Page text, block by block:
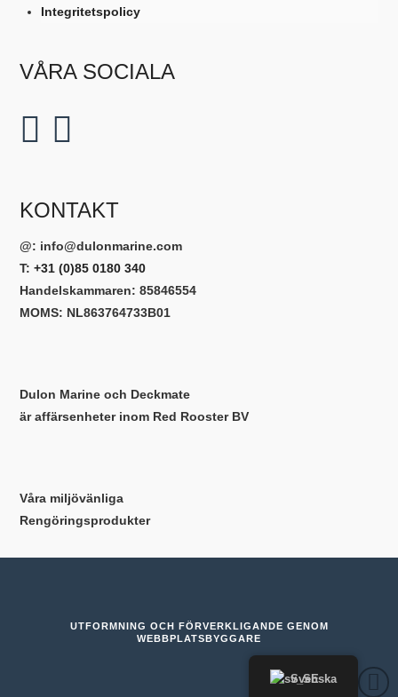
Integritetspolicy
VÅRA SOCIALA
KONTAKT
@: info@dulonmarine.com
T: +31 (0)85 0180 340
Handelskammaren: 85846554
MOMS: NL863764733B01
Dulon Marine och Deckmate
är affärsenheter inom Red Rooster BV
Våra miljövänliga
Rengöringsprodukter
UTFORMNING OCH FÖRVERKLIGANDE GENOM
WEBBPLATSBYGGARE
Svenska